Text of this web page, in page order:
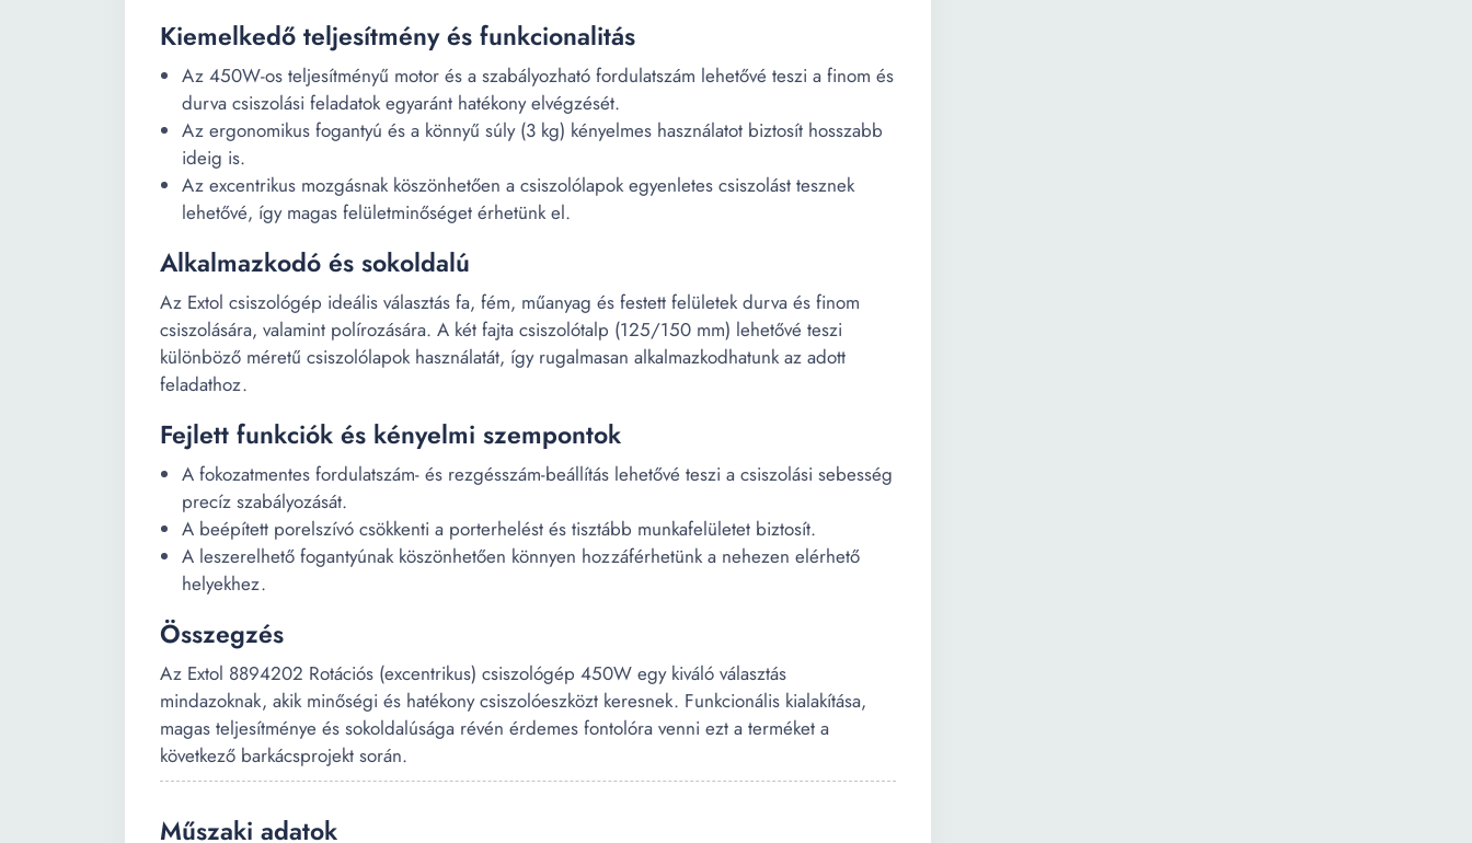
Kiemelkedő teljesítmény és funkcionalitás
Az 450W-os teljesítményű motor és a szabályozható fordulatszám lehetővé teszi a finom és
durva csiszolási feladatok egyaránt hatékony elvégzését.
Az ergonomikus fogantyú és a könnyű súly (3 kg) kényelmes használatot biztosít hosszabb
ideig is.
Az excentrikus mozgásnak köszönhetően a csiszolólapok egyenletes csiszolást tesznek
lehetővé, így magas felületminőséget érhetünk el.
Alkalmazkodó és sokoldalú
Az Extol csiszológép ideális választás fa, fém, műanyag és festett felületek durva és finom
csiszolására, valamint polírozására. A két fajta csiszolótalp (125/150 mm) lehetővé teszi
különböző méretű csiszolólapok használatát, így rugalmasan alkalmazkodhatunk az adott
feladathoz.
Fejlett funkciók és kényelmi szempontok
A fokozatmentes fordulatszám- és rezgésszám-beállítás lehetővé teszi a csiszolási sebesség
precíz szabályozását.
A beépített porelszívó csökkenti a porterhelést és tisztább munkafelületet biztosít.
A leszerelhető fogantyúnak köszönhetően könnyen hozzáférhetünk a nehezen elérhető
helyekhez.
Összegzés
Az Extol 8894202 Rotációs (excentrikus) csiszológép 450W egy kiváló választás
mindazoknak, akik minőségi és hatékony csiszolóeszközt keresnek. Funkcionális kialakítása,
magas teljesítménye és sokoldalúsága révén érdemes fontolóra venni ezt a terméket a
következő barkácsprojekt során.
Műszaki adatok